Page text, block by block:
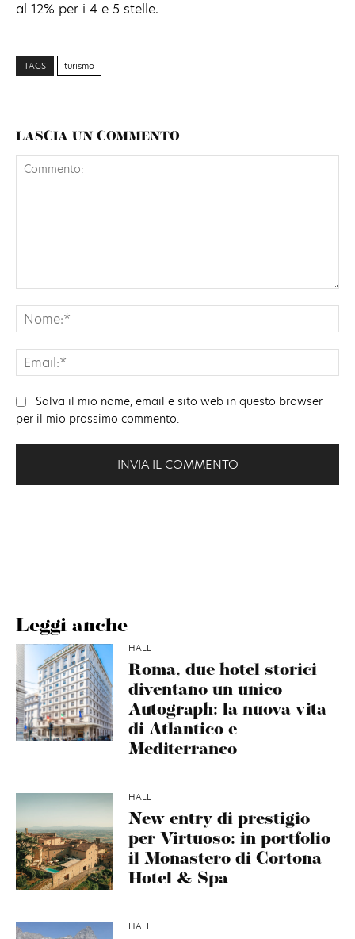
Leggi anche
HALL
Roma, due hotel storici
diventano un unico
Autograph: la nuova vita
di Atlantico e
Mediterraneo
HALL
New entry di prestigio
per Virtuoso: in portfolio
il Monastero di Cortona
Hotel & Spa
HALL
al 12% per i 4 e 5 stelle.
TAGS turismo
LASCIA UN COMMENTO
Salva il mio nome, email e sito web in questo browser
per il mio prossimo commento.